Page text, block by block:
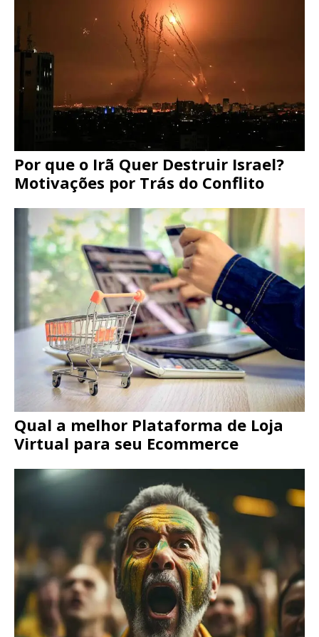
Por que o Irã Quer Destruir Israel?
Motivações por Trás do Conflito
Qual a melhor Plataforma de Loja
Virtual para seu Ecommerce